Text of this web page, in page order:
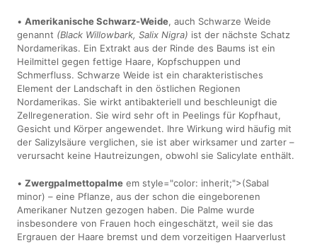
•Amerikanische Schwarz-Weide, auch Schwarze Weide
genannt (Black Willowbark, Salix Nigra) ist der nächste Schatz
Nordamerikas. Ein Extrakt aus der Rinde des Baums ist ein
Heilmittel gegen fettige Haare, Kopfschuppen und
Schmerfluss. Schwarze Weide ist ein charakteristisches
Element der Landschaft in den östlichen Regionen
Nordamerikas. Sie wirkt antibakteriell und beschleunigt die
Zellregeneration. Sie wird sehr oft in Peelings für Kopfhaut,
Gesicht und Körper angewendet. Ihre Wirkung wird häufig mit
der Salizylsäure verglichen, sie ist aber wirksamer und zarter –
verursacht keine Hautreizungen, obwohl sie Salicylate enthält.
•Zwergpalmettopalme em style="color: inherit;">(Sabal
minor) – eine Pflanze, aus der schon die eingeborenen
Amerikaner Nutzen gezogen haben. Die Palme wurde
insbesondere von Frauen hoch eingeschätzt, weil sie das
Ergrauen der Haare bremst und dem vorzeitigen Haarverlust